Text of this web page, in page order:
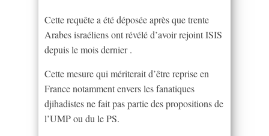
Cette requête a été déposée après que trente
Arabes israéliens ont révélé d’avoir rejoint ISIS
depuis le mois dernier .
Cette mesure qui mériterait d’être reprise en
France notamment envers les fanatiques
djihadistes ne fait pas partie des propositions de
l’UMP ou du le PS.